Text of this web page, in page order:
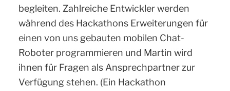
begleiten. Zahlreiche Entwickler werden
während des Hackathons Erweiterungen für
einen von uns gebauten mobilen Chat-
Roboter programmieren und Martin wird
ihnen für Fragen als Ansprechpartner zur
Verfügung stehen. (Ein Hackathon